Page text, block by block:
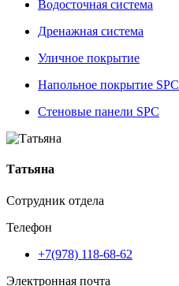
Водосточная система
Дренажная система
Уличное покрытие
Напольное покрытие SPC
Стеновые панели SPC
Татьяна
Сотрудник отдела
Телефон
+7(978) 118-68-62
Электронная почта